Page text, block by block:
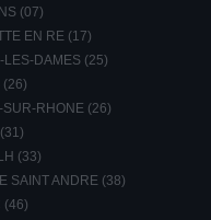
(07)
EN RE (17)
DAMES (25)
(26)
RHONE (26)
(33)
SAINT ANDRE (38)
(46)